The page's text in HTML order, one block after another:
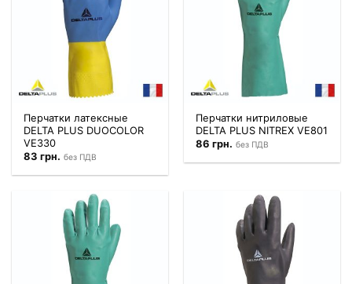
Перчатки латексные
DELTA PLUS DUOCOLOR
VE330
83грн. без ПДВ
Перчатки нитриловые
DELTA PLUS NITREX VE801
86грн. без ПДВ